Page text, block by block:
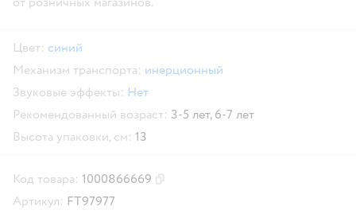
Цвет: синий
Механизм транспорта: инерционный
Звуковые эффекты: Нет
Рекомендованный возраст: 3-5 лет, 6-7 лет
Высота упаковки, см: 13
Код товара: 1000866669
Артикул: FT97977